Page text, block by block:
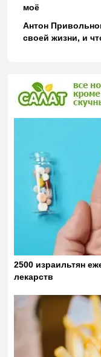
моё
Антон
своей жизни, и